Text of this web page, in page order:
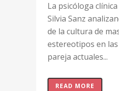
La psicóloga
Silvia Sanz
de la cultura de
estereotipos en
pareja actuales...
READ MORE